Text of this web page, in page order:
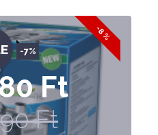
-8 %
-7%
Ft
Ft